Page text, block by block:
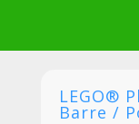
LEGO®
Barre /